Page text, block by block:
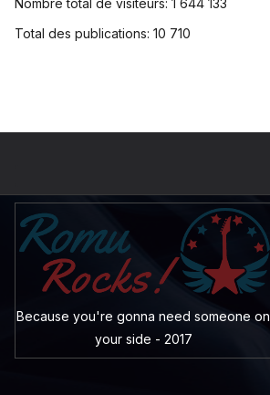
Total des publications: 10 710
Because you're gonna need someone on
your side - 2017